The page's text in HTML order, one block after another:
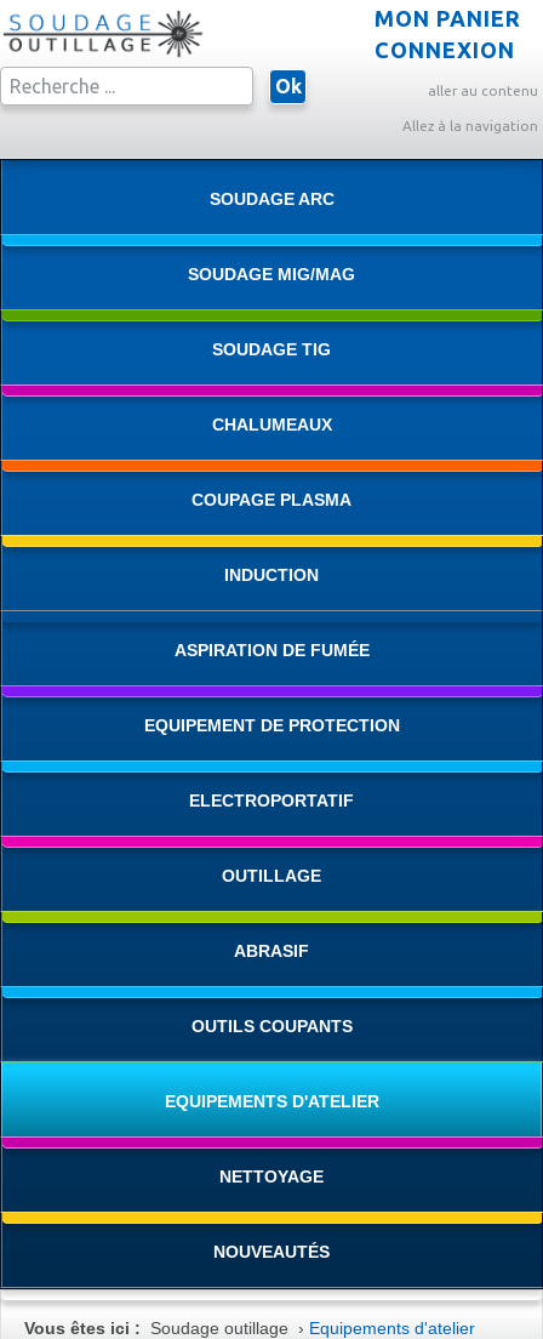
aller au contenu
Allez à la navigation
CONNEXION
MON PANIER
Ok
SOUDAGE ARC
SOUDAGE MIG/MAG
SOUDAGE TIG
CHALUMEAUX
COUPAGE PLASMA
INDUCTION
ASPIRATION DE FUMÉE
EQUIPEMENT DE PROTECTION
ELECTROPORTATIF
OUTILLAGE
ABRASIF
OUTILS COUPANTS
EQUIPEMENTS D'ATELIER
NETTOYAGE
NOUVEAUTÉS
Vous êtes ici : Soudage outillage › Equipements d'atelier